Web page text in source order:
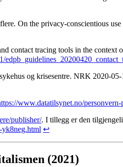
. On the privacy-conscientious
contact tracing tools in the
og krisesentre. NRK 2020-05-
www.datatilsynet.no/
publisher/. I tillegg er den
yk8neg.html ↩
(2021)